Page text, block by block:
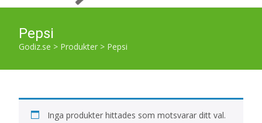
Pepsi
Godiz.se > Produkter > Pepsi
Inga produkter hittades som motsvarar ditt val.